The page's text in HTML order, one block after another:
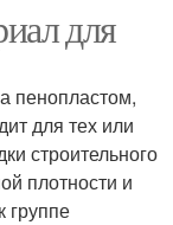
для
пенопластом,
для тех или
строительного
плотности и
группе